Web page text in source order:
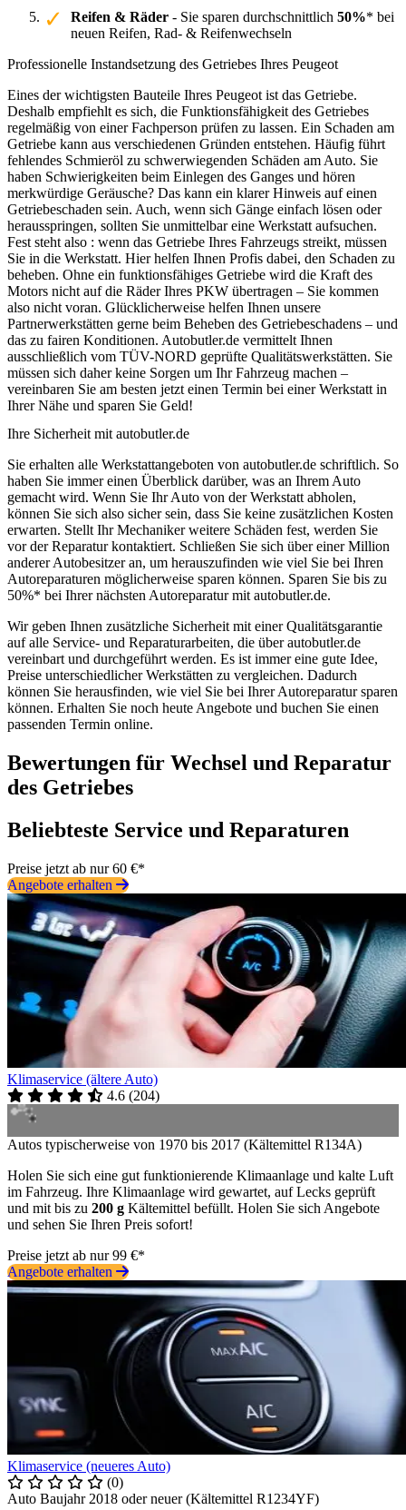
Reifen & Räder - Sie sparen durchschnittlich 50%* bei
neuen Reifen, Rad- & Reifenwechseln
Professionelle Instandsetzung des Getriebes Ihres Peugeot
Eines der wichtigsten Bauteile Ihres Peugeot ist das Getriebe.
Deshalb empfiehlt es sich, die Funktionsfähigkeit des Getriebes
regelmäßig von einer Fachperson prüfen zu lassen. Ein Schaden am
Getriebe kann aus verschiedenen Gründen entstehen. Häufig führt
fehlendes Schmieröl zu schwerwiegenden Schäden am Auto. Sie
haben Schwierigkeiten beim Einlegen des Ganges und hören
merkwürdige Geräusche? Das kann ein klarer Hinweis auf einen
Getriebeschaden sein. Auch, wenn sich Gänge einfach lösen oder
herausspringen, sollten Sie unmittelbar eine Werkstatt aufsuchen.
Fest steht also : wenn das Getriebe Ihres Fahrzeugs streikt, müssen
Sie in die Werkstatt. Hier helfen Ihnen Profis dabei, den Schaden zu
beheben. Ohne ein funktionsfähiges Getriebe wird die Kraft des
Motors nicht auf die Räder Ihres PKW übertragen – Sie kommen
also nicht voran. Glücklicherweise helfen Ihnen unsere
Partnerwerkstätten gerne beim Beheben des Getriebeschadens – und
das zu fairen Konditionen. Autobutler.de vermittelt Ihnen
ausschließlich vom TÜV-NORD geprüfte Qualitätswerkstätten. Sie
müssen sich daher keine Sorgen um Ihr Fahrzeug machen –
vereinbaren Sie am besten jetzt einen Termin bei einer Werkstatt in
Ihrer Nähe und sparen Sie Geld!
Ihre Sicherheit mit autobutler.de
Sie erhalten alle Werkstattangeboten von autobutler.de schriftlich. So
haben Sie immer einen Überblick darüber, was an Ihrem Auto
gemacht wird. Wenn Sie Ihr Auto von der Werkstatt abholen,
können Sie sich also sicher sein, dass Sie keine zusätzlichen Kosten
erwarten. Stellt Ihr Mechaniker weitere Schäden fest, werden Sie
vor der Reparatur kontaktiert. Schließen Sie sich über einer Million
anderer Autobesitzer an, um herauszufinden wie viel Sie bei Ihren
Autoreparaturen möglicherweise sparen können. Sparen Sie bis zu
50%* bei Ihrer nächsten Autoreparatur mit autobutler.de.
Wir geben Ihnen zusätzliche Sicherheit mit einer Qualitätsgarantie
auf alle Service- und Reparaturarbeiten, die über autobutler.de
vereinbart und durchgeführt werden. Es ist immer eine gute Idee,
Preise unterschiedlicher Werkstätten zu vergleichen. Dadurch
können Sie herausfinden, wie viel Sie bei Ihrer Autoreparatur sparen
können. Erhalten Sie noch heute Angebote und buchen Sie einen
passenden Termin online.
Bewertungen für Wechsel und Reparatur
des Getriebes
Beliebteste Service und Reparaturen
Preise jetzt ab nur 60 €*
Angebote erhalten
Klimaservice (ältere Auto)
4.6 (204)
Autos typischerweise von 1970 bis 2017 (Kältemittel R134A)
Holen Sie sich eine gut funktionierende Klimaanlage und kalte Luft
im Fahrzeug. Ihre Klimaanlage wird gewartet, auf Lecks geprüft
und mit bis zu 200 g Kältemittel befüllt. Holen Sie sich Angebote
und sehen Sie Ihren Preis sofort!
Preise jetzt ab nur 99 €*
Angebote erhalten
Klimaservice (neueres Auto)
(0)
Auto Baujahr 2018 oder neuer (Kältemittel R1234YF)